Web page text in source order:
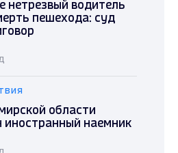
нетрезвый водитель
пешехода: суд
области
иностранный наемник